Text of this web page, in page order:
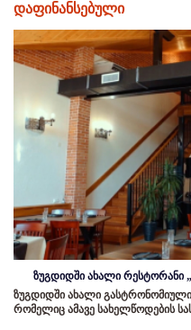
დაფინანსებული
ზუგდიდში ახალი რესტორანი
ზუგდიდში ახალი გასტრონომიული
რომელიც ამავე სახელწოდების